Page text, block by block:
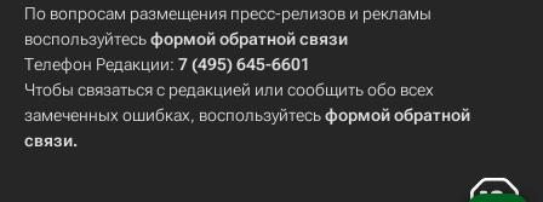
По вопросам размещения пресс-релизов и рекламы
воспользуйтесьформой обратной связи
Телефон Редакции: 7 (495) 645-6601
Чтобы связаться с редакцией или сообщить обо всех
замеченных ошибках, воспользуйтесьформой обратной
связи.